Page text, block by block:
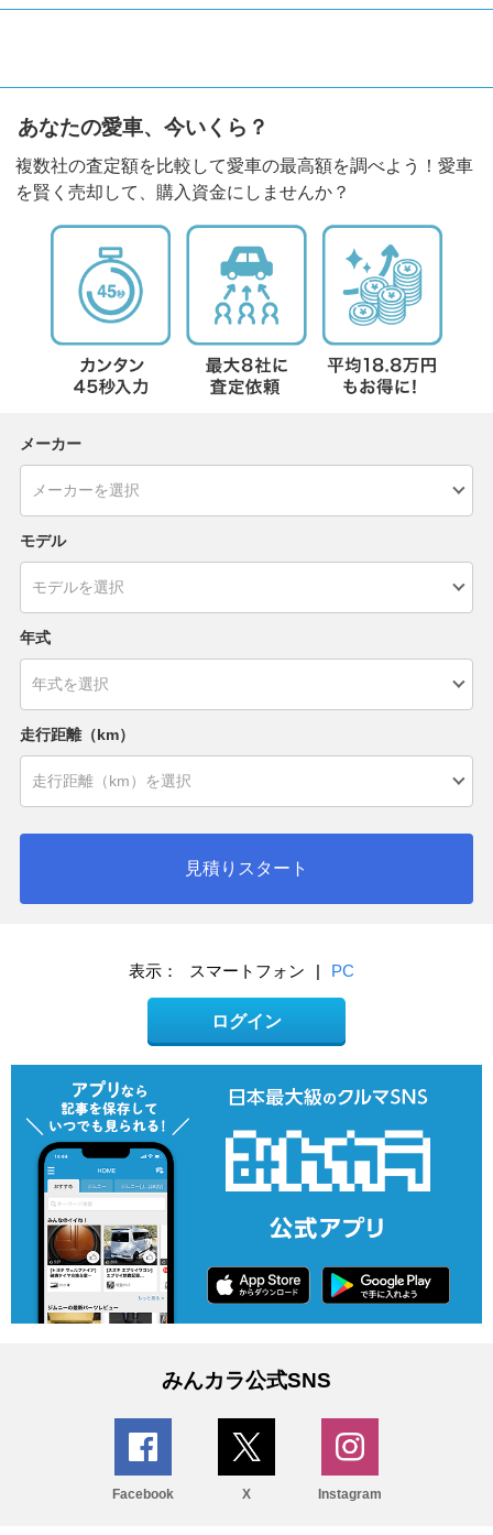
あなたの愛車、今いくら？
複数社の査定額を比較して愛車の最高額を調べよう！愛車
を賢く売却して、購入資金にしませんか？
メーカー
モデル
年式
走行距離（km）
見積りスタート
表示： スマートフォン | PC
ログイン
みんカラ公式SNS
Facebook X Instagram